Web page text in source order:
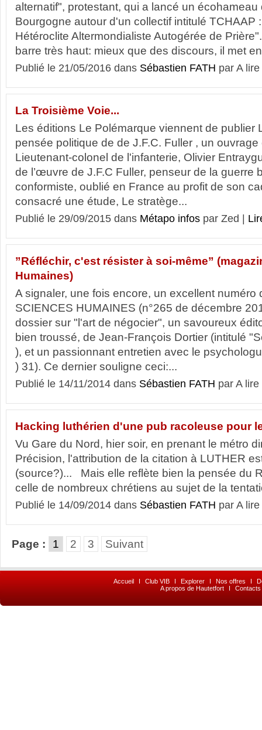
alternatif", protestant, qui a lancé un écohameau
Bourgogne autour d'un collectif intitulé TCHAAP
Hétéroclite Altermondialiste Autogérée de
barre très haut: mieux que des discours, il met
Publié le 21/05/2016 dans Sébastien FATH par A
La Troisième Voie...
Les éditions Le Polémarque viennent de publier
pensée politique de de J.F.C. Fuller , un
Lieutenant-colonel de l'infanterie, Olivier
de l’œuvre de J.F.C Fuller, penseur de la guerre
conformiste, oublié en France au profit de son
consacré une étude, Le stratège...
Publié le 29/09/2015 dans Métapo infos par Zed |
”Réfléchir, c'est résister à soi-même”
Humaines)
A signaler, une fois encore, un excellent numéro
SCIENCES HUMAINES (n°265 de décembre
dossier sur "l'art de négocier", un savoureux
bien troussé, de Jean-François Dortier (intitulé
), et un passionnant entretien avec le
) 31). Ce dernier souligne ceci:...
Publié le 14/11/2014 dans Sébastien FATH par A
Hacking luthérien d'une pub racoleuse pour
Vu Gare du Nord, hier soir, en prenant le métro
Précision, l'attribution de la citation à LUTHER
(source?)... Mais elle reflète bien la pensée du
celle de nombreux chrétiens au sujet de la
Publié le 14/09/2014 dans Sébastien FATH par A
Page : 1 2 3 Suivant
Accueil I Club VIB I Explorer I Nos offres I
A propos de Hautetfort
I Contacts